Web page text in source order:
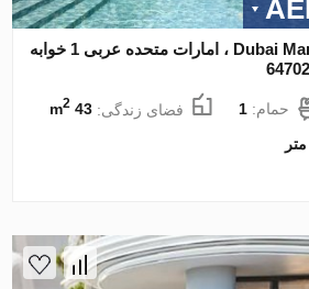
آپارتمان در Dubai Marina، Dubai ، امارات متحده عربی 1 خوابه
حمام:1 فضای زندگی:43 m
2